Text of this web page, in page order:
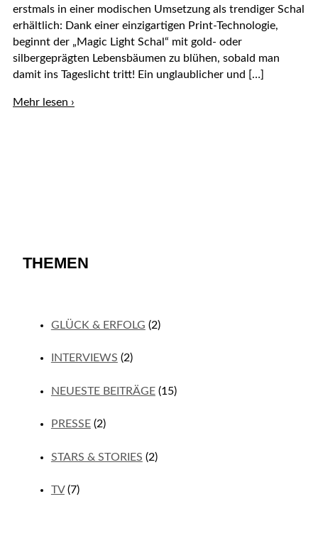
erstmals in einer modischen Umsetzung als trendiger Schal
erhältlich: Dank einer einzigartigen Print-Technologie,
beginnt der „Magic Light Schal“ mit gold- oder
silbergeprägten Lebensbäumen zu blühen, sobald man
damit ins Tageslicht tritt! Ein unglaublicher und […]
EINFACH
Mehr lesen ›
THEMEN
GLÜCK & ERFOLG (2)
INTERVIEWS (2)
NEUESTE BEITRÄGE(15)
PRESSE(2)
STARS & STORIES (2)
TV(7)